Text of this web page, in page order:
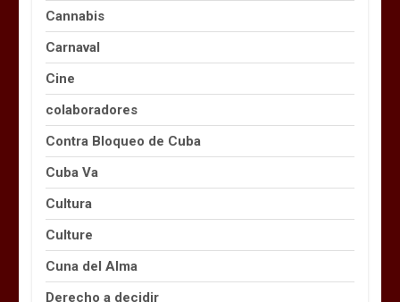
Cannabis
Carnaval
Cine
colaboradores
Contra Bloqueo de Cuba
Cuba Va
Cultura
Culture
Cuna del Alma
Derecho a decidir